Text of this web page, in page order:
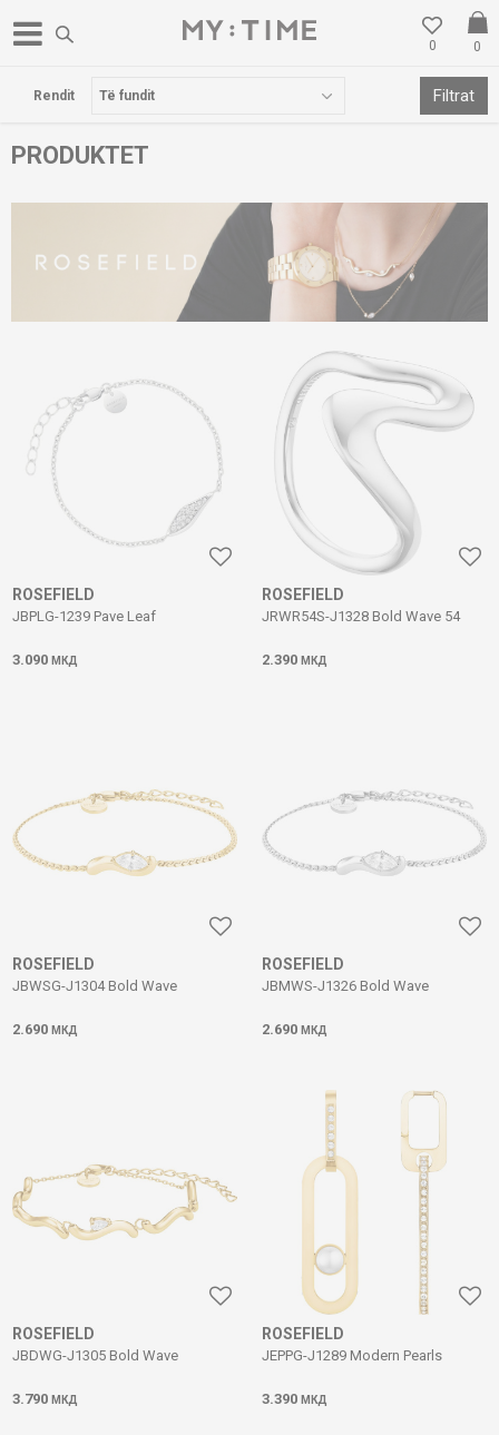
0
0
POSTA FALAS PËR BLERJE MBI 3000 DENARË
PRODUKTET
Rendit Filtrat
ROSEFIELD
JBPLG-1239 Pave Leaf
3.090 МКД
ROSEFIELD
JRWR54S-J1328 Bold Wave 54
2.390 МКД
ROSEFIELD
JBWSG-J1304 Bold Wave
2.690 МКД
ROSEFIELD
JBMWS-J1326 Bold Wave
2.690 МКД
ROSEFIELD
JBDWG-J1305 Bold Wave
3.790 МКД
ROSEFIELD
JEPPG-J1289 Modern Pearls
3.390 МКД